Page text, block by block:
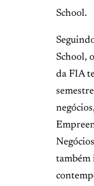
School.
School,
da FIA
também